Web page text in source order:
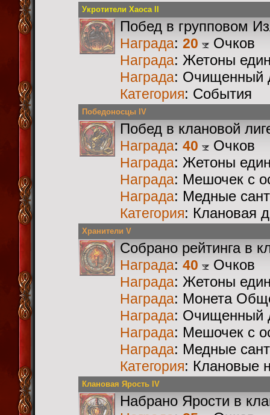
Укротители Хаоса II
Побед в групповом
Награда: 20 Очков
Награда: Жетоны
Награда: Очищенный
Категория: События
Победоносцы IV
Побед в клановой
Награда: 40 Очков
Награда: Жетоны
Награда: Мешочек с
Награда: Медные
Категория: Клановая
Хранители V
Собрано рейтинга в
Награда: 40 Очков
Награда: Жетоны
Награда: Монета
Награда: Очищенный
Награда: Мешочек с
Награда: Медные
Категория: Клановые
Клановая Ярость IV
Набрано Ярости в